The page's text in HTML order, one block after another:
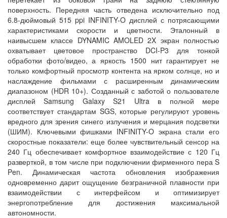
поверхность. Передняя часть отведена исключительно под
6.8-дюймовый 515 ppi INFINITY-O дисплей с потрясающими
характеристиками скорости и цветности. Эталонный в
наивысшем классе DYNAMIC AMOLED 2X экран полностью
охватывает цветовое пространство DCI-P3 для тонкой
обработки фото/видео, а яркость 1500 нит гарантирует не
только комфортный просмотр контента на ярком солнце, но и
наслаждение фильмами с расширенным динамическим
диапазоном (HDR 10+). Созданный с заботой о пользователе
дисплей Samsung Galaxy S21 Ultra в полной мере
соответствует стандартам SGS, которые регулируют уровень
вредного для зрения синего излучения и мерцания подсветки
(ШИМ). Ключевыми фишками INFINITY-O экрана стали его
скоростные показатели: еще более чувствительный сенсор на
240 Гц обеспечивает комфортное взаимодействие с 120 Гц
разверткой, в том числе при подключении фирменного пера S
Pen. Динамическая частота обновления изображения
одновременно дарит ощущение безграничной плавности при
взаимодействии с интерфейсом и оптимизирует
энергопотребление для достижения максимальной
автономности.